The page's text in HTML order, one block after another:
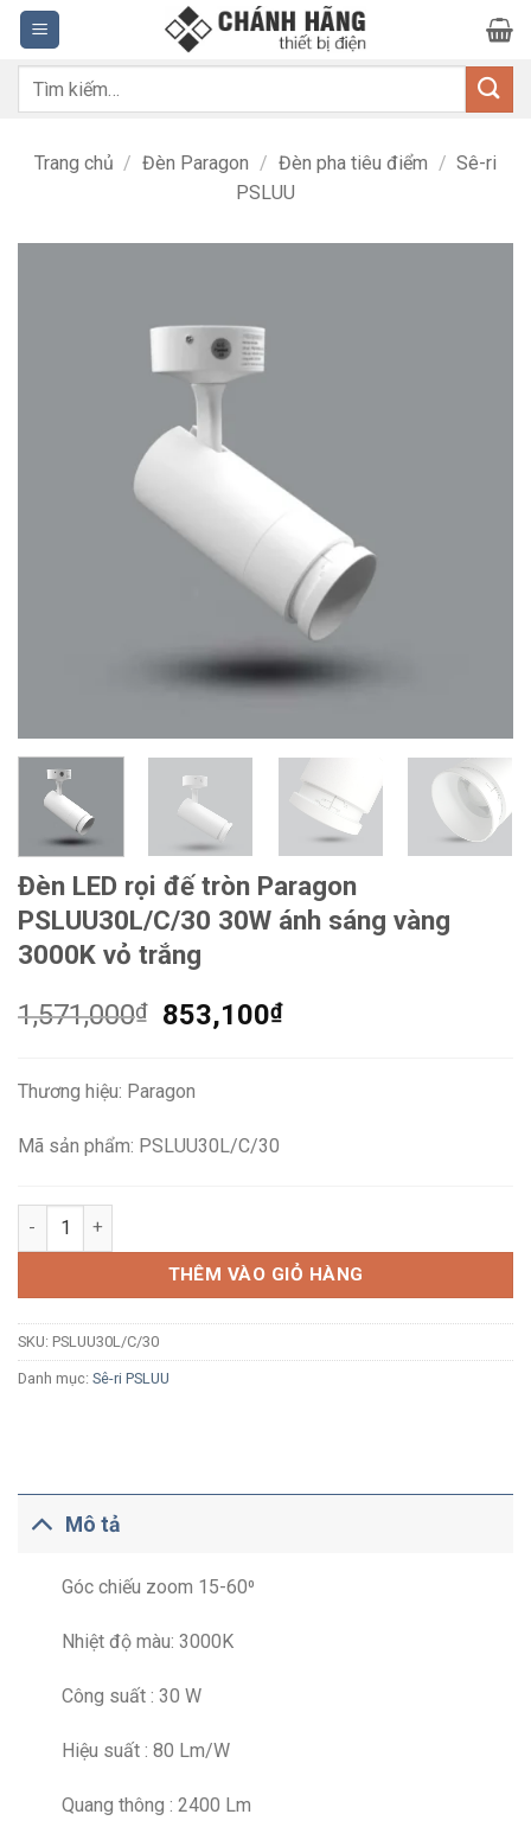
Bỏ
qua
nội
dung
Tìm
Trang chủ / Đèn Paragon / Đèn pha tiêu điểm / Sê-ri
PSLUU
Đèn LED rọi đế tròn Paragon
PSLUU30L/C/30 30W ánh sáng vàng
3000K vỏ trắng
1,571,000₫
Giá
1,571,000₫.
853,100₫Giá
Thương hiệu: Paragon
Mã sản phẩm: PSLUU30L/C/30
Đèn LED rọi đế tròn Paragon PSLUU30L/C/30 30W ánh sáng
THÊM VÀO GIỎ HÀNG
SKU: PSLUU30L/C/30
Danh mục: Sê-ri PSLUU
Mô tả
Góc chiếu zoom 15-60⁰
Nhiệt độ màu: 3000K
Công suất : 30 W
Hiệu suất : 80 Lm/W
Quang thông : 2400 Lm